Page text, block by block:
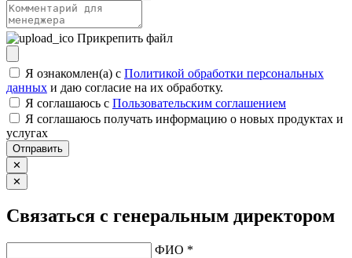
Прикрепить файл
Я ознакомлен(а) с Политикой обработки персональных
данных и даю согласие на их обработку.
Я соглашаюсь c Пользовательским соглашением
Я соглашаюсь получать информацию о новых продуктах и
услугах
Отправить
✕
✕
Связаться с генеральным директором
ФИО *